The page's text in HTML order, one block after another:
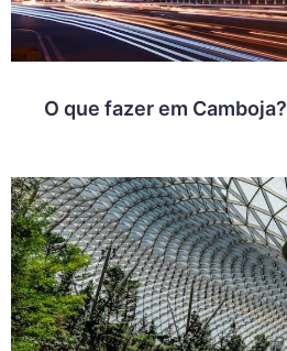
O que fazer em Camboja?